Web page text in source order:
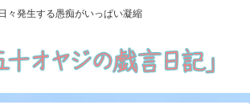
日々発生する愚痴がいっぱい凝縮